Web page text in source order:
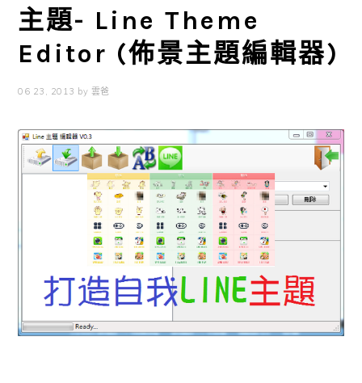
主題- Line Theme
Editor (佈景主題編輯器)
06 23, 2013 by 雲爸